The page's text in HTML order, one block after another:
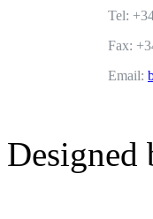
Tel:
Fax:
Email:
Designed